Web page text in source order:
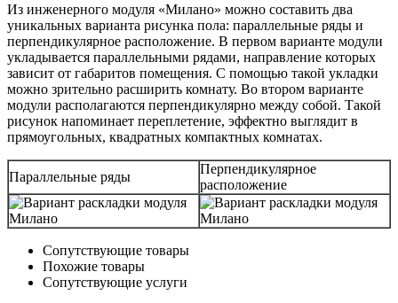
Из инженерного модуля «Милано» можно составить два
уникальных варианта рисунка пола: параллельные ряды и
перпендикулярное расположение. В первом варианте модули
укладывается параллельными рядами, направление которых
зависит от габаритов помещения. С помощью такой укладки
можно зрительно расширить комнату. Во втором варианте
модули располагаются перпендикулярно между собой. Такой
рисунок напоминает переплетение, эффектно выглядит в
прямоугольных, квадратных компактных комнатах.
Параллельные ряды
Перпендикулярное
расположение
Сопутствующие товары
Похожие товары
Сопутствующие услуги